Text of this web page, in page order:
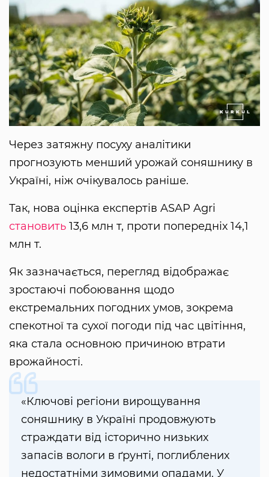
Через затяжну посуху аналітики
прогнозують менший урожай соняшнику в
Україні, ніж очікувалось раніше.
Так, нова оцінка експертів ASAP Agri
становить 13,6 млн т, проти попередніх 14,1
млн т.
Як зазначається, перегляд відображає
зростаючі побоювання щодо
екстремальних погодних умов, зокрема
спекотної та сухої погоди під час цвітіння,
яка стала основною причиною втрати
врожайності.
«Ключові регіони вирощування
соняшнику в Україні продовжують
страждати від історично низьких
запасів вологи в ґрунті, поглиблених
недостатніми зимовими опадами. У